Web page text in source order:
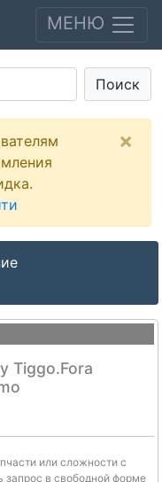
МЕНЮ
Поиск
×
Tiggo.Fora
или сложности с
запрос в свободной форме